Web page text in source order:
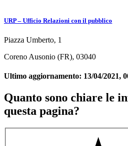
URP – Ufficio Relazioni con il pubblico
Piazza Umberto, 1
Coreno Ausonio (FR), 03040
Ultimo aggiornamento: 13/04/2021,
Quanto sono chiare le
questa pagina?